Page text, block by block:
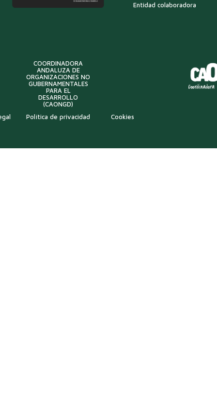
Entidad colaboradora
COORDINADORA
ANDALUZA DE
ORGANIZACIONES NO
GUBERNAMENTALES
PARA EL
DESARROLLO
(CAONGD)
Política de privacidad Cookies